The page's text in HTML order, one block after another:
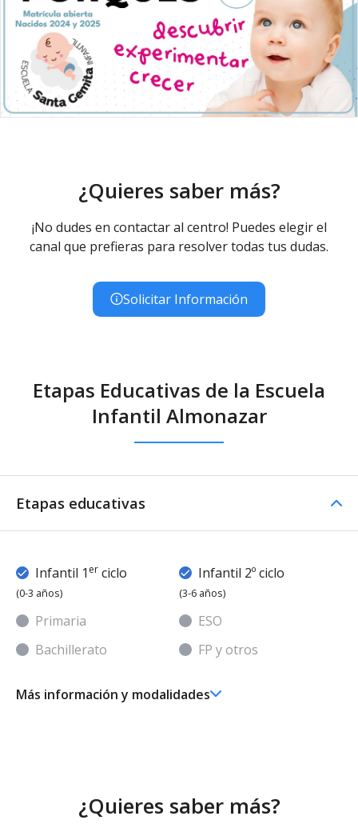
¿Quieres saber más?
¡No dudes en contactar al centro! Puedes elegir el
canal que prefieras para resolver todas tus dudas.
Solicitar Información
Etapas Educativas de la Escuela
Infantil Almonazar
Etapas educativas
Infantil 1 er ciclo
(0-3 años)
Infantil 2º ciclo
(3-6 años)
Primaria
ESO
Bachillerato
FP y otros
Más información y modalidades
¿Quieres saber más?